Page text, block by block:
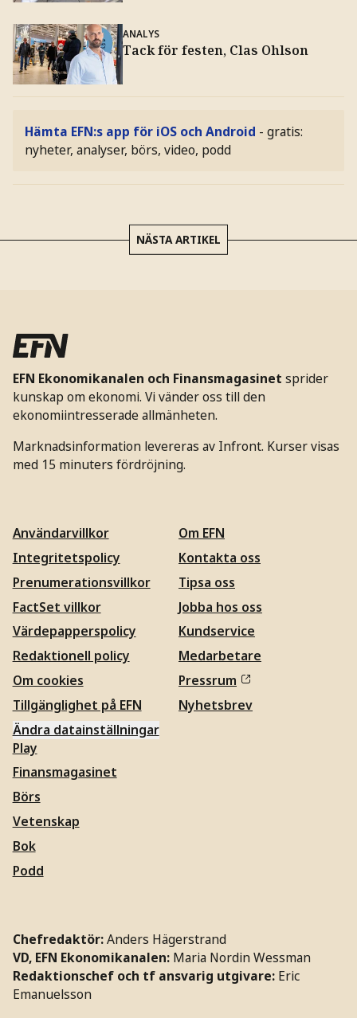
ANALYS
Tack för festen, Clas Ohlson
Hämta EFN:s app för iOS och Android - gratis:
nyheter, analyser, börs, video, podd
NÄSTA ARTIKEL
EFN Ekonomikanalen och Finansmagasinet sprider
kunskap om ekonomi. Vi vänder oss till den
ekonomiintresserade allmänheten.
Marknadsinformation levereras av Infront. Kurser visas
med 15 minuters fördröjning.
Användarvillkor
Integritetspolicy
Prenumerationsvillkor
FactSet villkor
Värdepapperspolicy
Redaktionell policy
Om cookies
Tillgänglighet på EFN
Ändra datainställningar
Om EFN
Kontakta oss
Tipsa oss
Jobba hos oss
Kundservice
Medarbetare
Pressrum
Nyhetsbrev
Play
Finansmagasinet
Börs
Vetenskap
Bok
Podd
Chefredaktör:Anders Hägerstrand
VD, EFN Ekonomikanalen: Maria Nordin Wessman
Redaktionschef och tf ansvarig utgivare: Eric
Emanuelsson